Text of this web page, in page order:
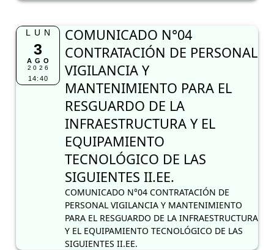
LUN
3
AGO
2026
14:40
COMUNICADO N°04
CONTRATACIÓN DE PERSONAL
VIGILANCIA Y
MANTENIMIENTO PARA EL
RESGUARDO DE LA
INFRAESTRUCTURA Y EL
EQUIPAMIENTO
TECNOLÓGICO DE LAS
SIGUIENTES II.EE.
COMUNICADO N°04 CONTRATACIÓN DE
PERSONAL VIGILANCIA Y MANTENIMIENTO
PARA EL RESGUARDO DE LA INFRAESTRUCTURA
Y EL EQUIPAMIENTO TECNOLÓGICO DE LAS
SIGUIENTES II.EE.